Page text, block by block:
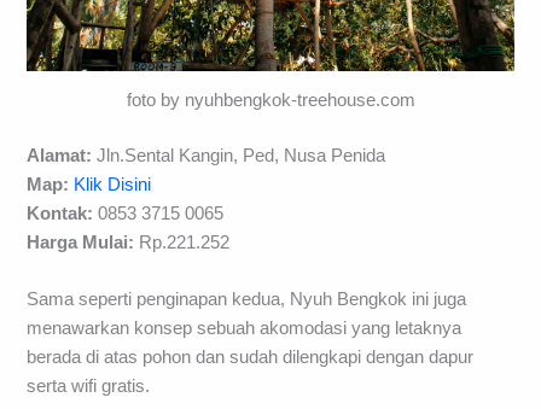
foto by nyuhbengkok-treehouse.com
Alamat: Jln.Sental Kangin, Ped, Nusa Penida
Map: Klik Disini
Kontak: 0853 3715 0065
Harga Mulai: Rp.221.252
Sama seperti penginapan kedua, Nyuh Bengkok ini juga
menawarkan konsep sebuah akomodasi yang letaknya
berada di atas pohon dan sudah dilengkapi dengan dapur
serta wifi gratis.